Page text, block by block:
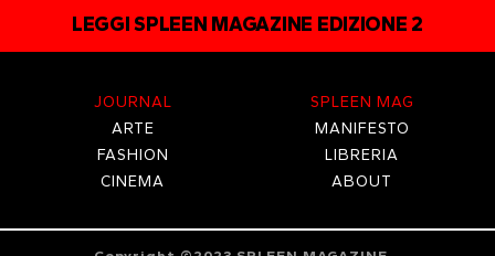
LEGGI SPLEEN MAGAZINE EDIZIONE 2
JOURNAL
ARTE
FASHION
CINEMA
SPLEEN MAG
MANIFESTO
LIBRERIA
ABOUT